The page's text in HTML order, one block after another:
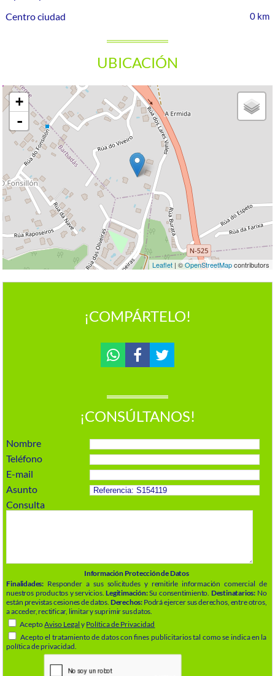
Centro ciudad 0 km
UBICACIÓN
+
-
Leaflet| ©OpenStreetMapcontributors
¡COMPÁRTELO!
¡CONSÚLTANOS!
Nombre
Teléfono
E-mail
Asunto
Consulta
Información Protección de Datos
Finalidades: Responder a sus solicitudes y remitirle información comercial de
nuestros productos y servicios.Legitimación:Su consentimiento. Destinatarios:No
están previstas cesiones de datos. Derechos: Podrá ejercer sus derechos, entre otros,
a acceder, rectificar, limitar y suprimir sus datos.
AceptoAviso Legal y Política de Privacidad
Acepto el tratamiento de datos con fines publicitarios tal como se indica en la
política de privacidad.